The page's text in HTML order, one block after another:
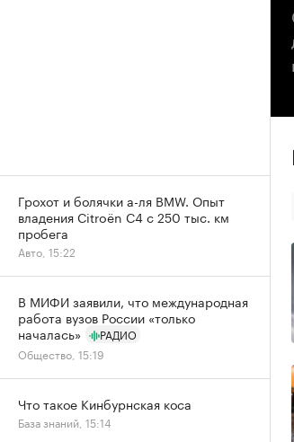
Грохот и болячки а-ля BMW. Опыт
владения Citroёn C4 с 250 тыс. км
пробега
Авто, 15:22
В МИФИ заявили, что международная
работа вузов России «только
началась»
РАДИО
Общество, 15:19
Что такое Кинбурнская коса
База знаний, 15:14